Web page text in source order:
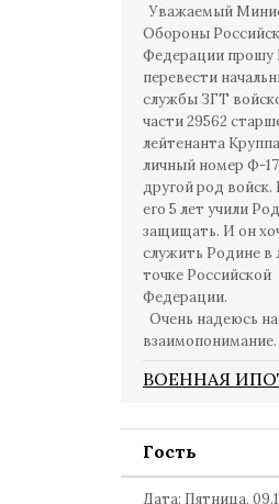
Уважаемый
Обороны
Федерации прошу
перевести
службы ЗГТ
части 29562
лейтенанта
личный номер Ф-
другой род войск.
его 5 лет учили
защищать. И он
служить Родине в
точке Российской
Федерации.
Очень надеюсь на
взаимопонимание.
ВОЕННАЯ
Гость
Дата: Пятница,